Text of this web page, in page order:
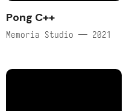
Pong C++
Memoria Studio — 2021